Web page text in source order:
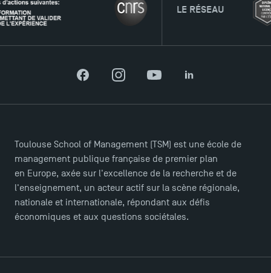
LE RÉSEAU
FacebookInstagramYouTubeLinkedIn
Toulouse School of Management (TSM) est une école de
management publique française de premier plan
en Europe, axée sur l'excellence de la recherche et de
l'enseignement, un acteur actif sur la scène régionale,
nationale et internationale, répondant aux défis
économiques et aux questions sociétales.